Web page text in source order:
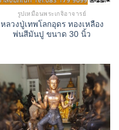
รูปเหมือนพระเกจิอาจารย์
หลวงปู่เทพโลกอุดร ทองเหลือง
พ่นสีมันปู ขนาด 30 นิ้ว